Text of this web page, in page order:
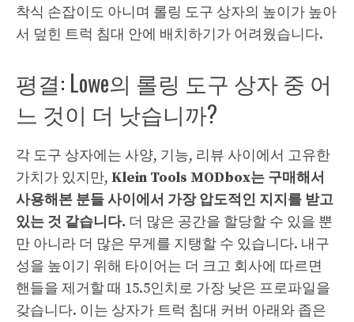
착식 손잡이도 아니며 롤링 도구 상자의 높이가 높아
서 덮힌 트럭 침대 안에 배치하기가 어려웠습니다.
평결: Lowe의 롤링 도구 상자 중 어
느 것이 더 낫습니까?
각 도구 상자에는 사양, 기능, 리뷰 사이에서 고유한
가치가 있지만, Klein Tools MODbox는 구매해서
사용해본 분들 사이에서 가장 압도적인 지지를 받고
있는 것 같습니다. 더 많은 공간을 할당할 수 있을 뿐
만 아니라 더 많은 무게를 지탱할 수 있습니다. 내구
성을 높이기 위해 타이어는 더 크고 회사에 따르면
핸들을 제거할 때 15.5인치로 가장 낮은 프로파일을
갖습니다. 이는 상자가 트럭 침대 커버 아래와 좁은